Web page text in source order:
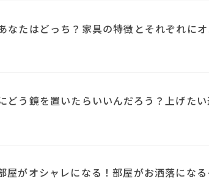
なたはどっち？家具の特徴とそれぞれにオ
どう鏡を置いたらいいんだろう？上げた
屋がオシャレになる！部屋がお洒落にな